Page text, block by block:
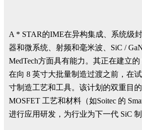
A * STAR的IME在异构集成、系统级
器和微系统、射频和毫米波、SiC /
MedTech方面具有能力。其正在建立
在向 8 英寸大批量制造过渡之前，在
寸制造工艺和工具。该计划的双重目
MOSFET 工艺和材料（如Soitec 的
进行应用研发，为行业为下一代 SiC 制